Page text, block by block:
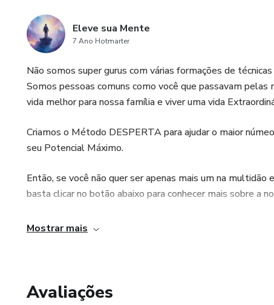
Eleve sua Mente
7 Ano Hotmarter
Não somos super gurus com várias formações de
Somos pessoas comuns como você que passavam
vida melhor para nossa família e viver uma vida
Criamos o Método DESPERTA para ajudar o maior
seu Potencial Máximo.
Então, se você não quer ser apenas mais um na multidão
basta clicar no botão abaixo para conhecer mais sobre a
Mostrar mais
Avaliações